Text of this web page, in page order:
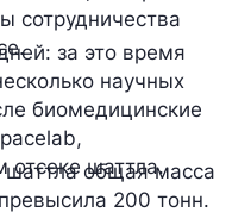
сотрудничества
за это время
научных
биомедицинские
отсеке шаттла.
шаттла общая масса
200 тонн.